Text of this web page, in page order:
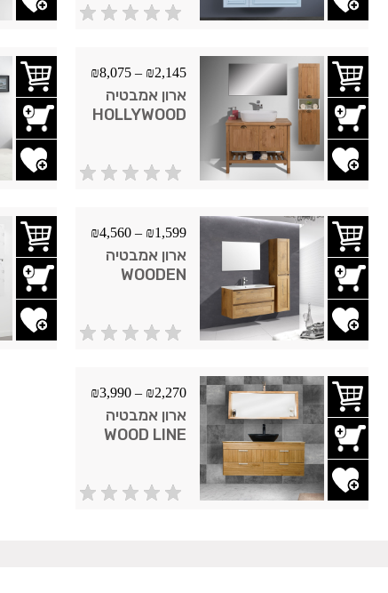
₪2,145
–
₪8,075
ארון אמבטיה
HOLLYWOOD
₪1,599
–
₪4,560
ארון אמבטיה
WOODEN
₪2,270
–
₪3,990
ארון אמבטיה
WOOD LINE